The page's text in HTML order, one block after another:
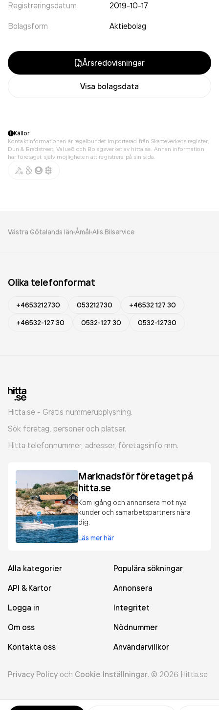
Registreringsdatum 2019-10-17
Bolagsform Aktiebolag
Årsredovisningar
Visa bolagsdata
Källor
Kontaktinformationen är regelbundet importerad från Skatteverkets register,
Dun & Bradstreet, Value8 och Bolagsverket av hitta.se. Annan information
har företaget själv möjligheten att registrera på sin sida.
Västra Götalands län Åmål Alis Bilservice
Olika telefonformat
+4653212730 053212730
+46532 127 30
+46532-127 30
0532-127 30 0532-12730
Hitta.se - Gratis nummerupplysning.
Sök företag, personer och platser.
Hitta telefonnummer, adresser, företagsinfo mm.
Marknadsför företaget på
hitta.se
Kom igång och annonsera mot nya
kunder och samarbetspartners nära
dig.
Läs mer här
Alla kategorier
Populära sökningar
API & Kartor
Annonsera
Logga in
Integritet
Om oss
Nödnummer
Kontakta oss
Användarvillkor
Privacy Policy och Cookie Inställningar. © 2026 Hitta.se